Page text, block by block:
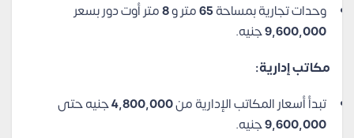
وحدات تجارية بمساحة65متر و8متر أوت دور بسعر
9,600,000جنيه.
مكاتب إدارية:
تبدأ أسعار المكاتب الإدارية من4,800,000جنيه حتى
9,600,000جنيه.